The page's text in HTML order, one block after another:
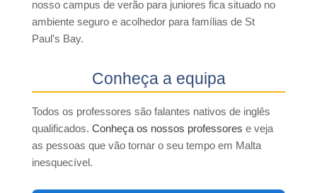
nosso campus de verão para juniores fica situado no
ambiente seguro e acolhedor para famílias de St
Paul’s Bay.
Conheça a equipa
Todos os professores são falantes nativos de inglês
qualificados. Conheça os nossos professores e veja
as pessoas que vão tornar o seu tempo em Malta
inesquecível.